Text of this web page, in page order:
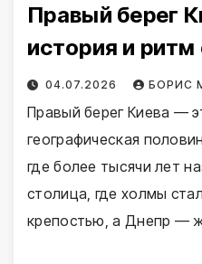
Правый берег
история и
04.07.2026 БОРИС
Правый берег Киева —
географическая
где более тысячи лет
столица, где холмы
крепостью, а Днепр —